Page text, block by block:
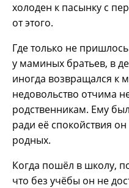
холоден к пасынку с
от этого.
Где только не
у маминых братьев, в
иногда возвращался к
недовольство отчима
родственникам. Ему
ради её спокойствия
родных.
Когда пошёл в школу,
что без учёбы он не